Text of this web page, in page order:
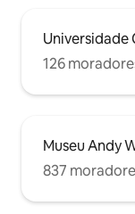
Universidade
126
Museu Andy
837